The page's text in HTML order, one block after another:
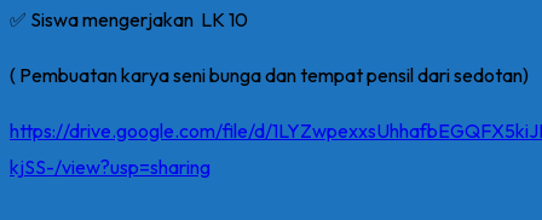
✅ Siswa mengerjakan LK 10
( Pembuatan karya seni bunga dan tempat pensil dari sedotan)
https://drive.google.com/file/d/
kjSS-/view?usp=sharing